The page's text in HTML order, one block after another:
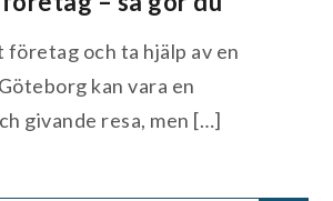
och ta hjälp av en
kan vara en
givande resa, men […]